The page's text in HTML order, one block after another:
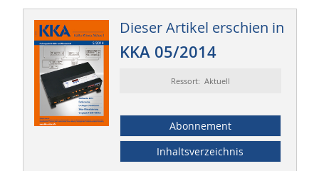
Dieser Artikel erschien in
KKA 05/2014
Ressort: Aktuell
Abonnement
Inhaltsverzeichnis